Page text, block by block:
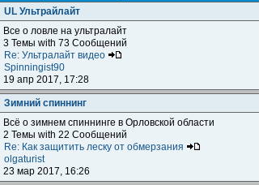
UL Ультрайлайт
Все о ловле на ультралайт
3 Темы with 73 Сообщений
Re: Ультралайт видео
Spinningist90
19 апр 2017, 17:28
Зимний спиннинг
Всё о зимнем спиннинге в Орловской области
2 Темы with 22 Сообщений
Re: Как защитить леску от обмерзания
olgaturist
23 мар 2017, 16:26